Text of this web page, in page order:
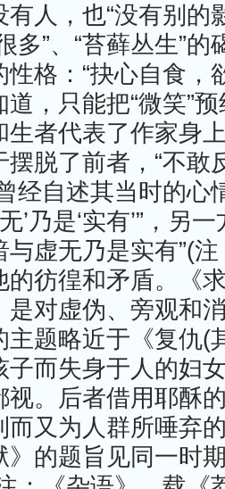
人，也“没有别的
多”、“苔藓丛生”
格：“抉心自食，
，只能把“微笑”预
生者代表了作家身
摆脱了前者，“不敢
经自述其当时的心
’乃是‘实有’”，另
虚无乃是实有”(
的彷徨和矛盾。《
是对虚伪、旁观和
主题略近于《复仇(
子而失身于人的妇
视。后者借用耶酥
而又为人群所唾弃
》的题旨见同一时